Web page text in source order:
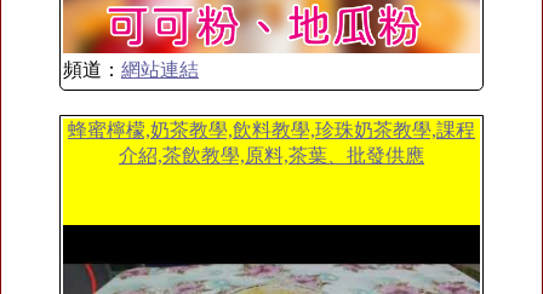
頻道： 網站連結
蜂蜜檸檬,奶茶教學,飲料教學,珍珠奶茶教學,課程
介紹,茶飲教學,原料,茶葉、批發供應